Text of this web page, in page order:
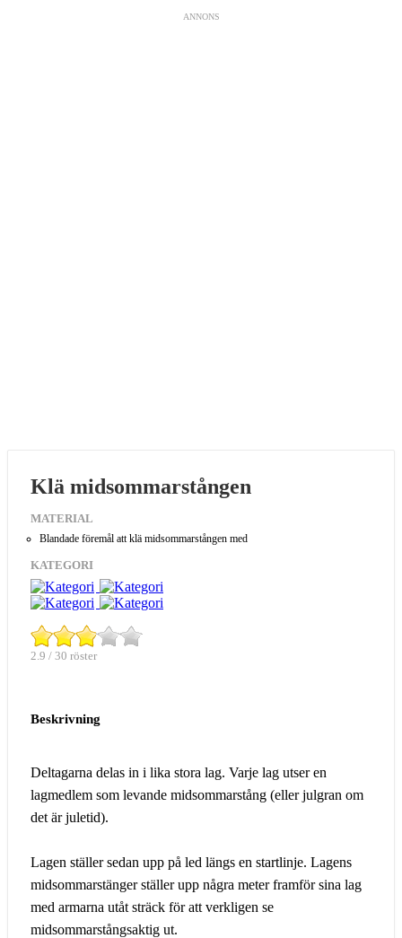
ANNONS
Klä midsommarstången
MATERIAL
Blandade föremål att klä midsommarstången med
KATEGORI
2.9 / 30 röster
Beskrivning
Deltagarna delas in i lika stora lag. Varje lag utser en
lagmedlem som levande midsommarstång (eller julgran om
det är juletid).
Lagen ställer sedan upp på led längs en startlinje. Lagens
midsommarstänger ställer upp några meter framför sina lag
med armarna utåt sträck för att verkligen se
midsommarstångsaktig ut.